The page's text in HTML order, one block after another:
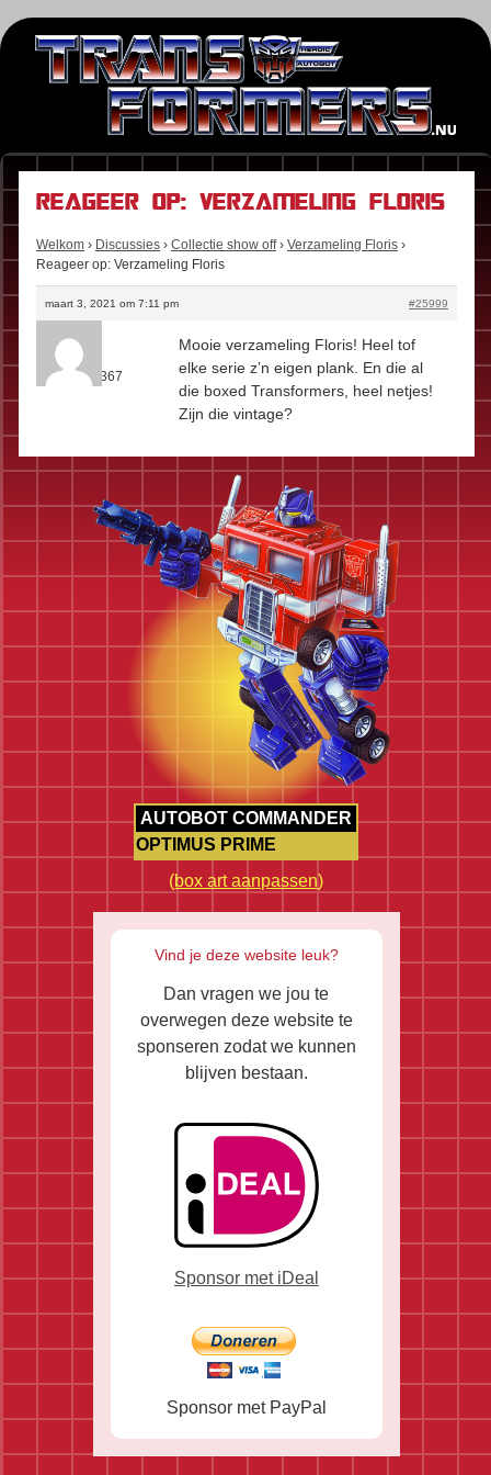
Reageer op: Verzameling Floris
Welkom › Discussies › Collectie show off › Verzameling Floris ›
Reageer op: Verzameling Floris
maart 3, 2021 om 7:11 pm #25999
Kees
Rol:
Fan
Berichten:
367
Mooie verzameling Floris! Heel tof
elke serie z’n eigen plank. En die al
die boxed Transformers, heel netjes!
Zijn die vintage?
AUTOBOT COMMANDER
OPTIMUS PRIME
(box art aanpassen)
Vind je deze website leuk?
Dan vragen we jou te
overwegen deze website te
sponseren zodat we kunnen
blijven bestaan.
Sponsor met iDeal
Sponsor met PayPal